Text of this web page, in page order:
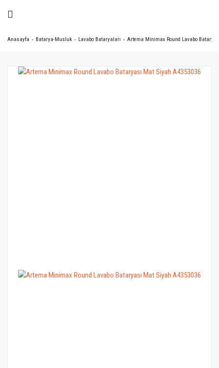
Anasayfa Batarya-Musluk Lavabo Bataryaları Artema Minimax Round Lavabo